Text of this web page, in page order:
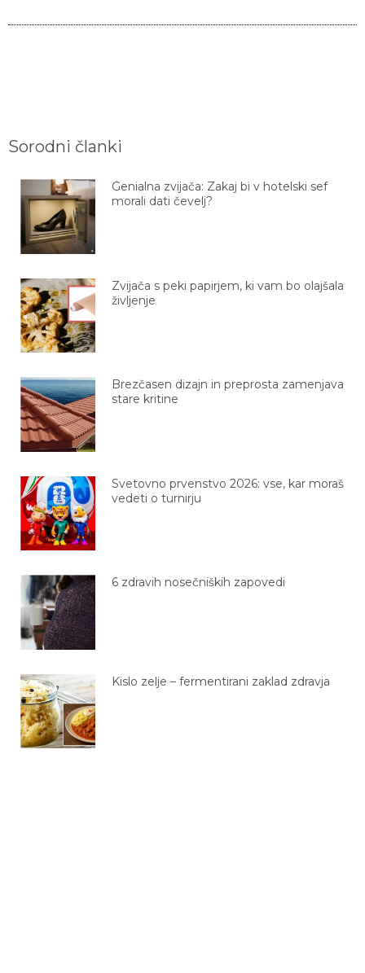
Sorodni članki
Genialna zvijača: Zakaj bi v hotelski sef
morali dati čevelj?
Zvijača s peki papirjem, ki vam bo olajšala
življenje
Brezčasen dizajn in preprosta zamenjava
stare kritine
Svetovno prvenstvo 2026: vse, kar moraš
vedeti o turnirju
6 zdravih nosečniških zapovedi
Kislo zelje – fermentirani zaklad zdravja